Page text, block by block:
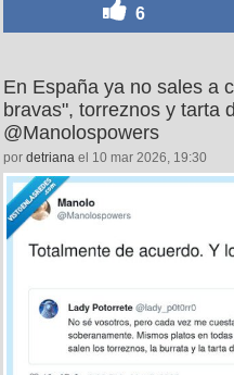
6
En España ya no sales a
bravas", torreznos y tarta
@Manolospowers
por detriana el 10 mar 2026, 19:30